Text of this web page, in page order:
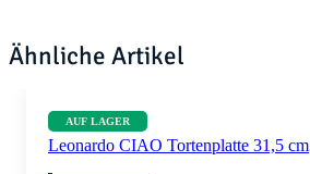
Ähnliche Artikel
AUF LAGER
Leonardo CIAO Tortenplatte 31,5 cm